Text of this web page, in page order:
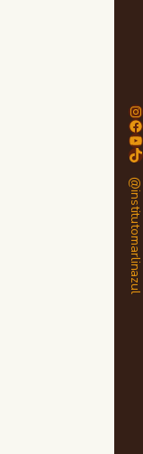
@institutomarlinazul